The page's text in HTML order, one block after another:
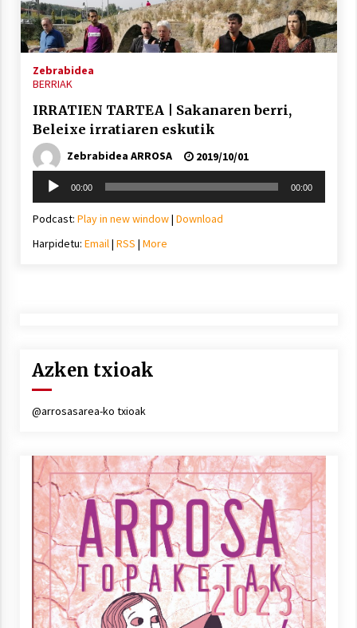
inguruko tailerraren audioa
2021/11/25
Mahai-ingurua: irratia, podcastak
eta ondoren zer?
2021/11/12
Arrosa sareko IX. topaketak!
IX. topaketak
2021/10/04
Segura irratian Arrosaren 20 urteez
2021/07/22
Zebrabidea
BERRIAK
IRRATIEN TARTEA | Sakanaren berri,
Beleixe irratiaren eskutik
Zebrabidea ARROSA
2019/10/01
Soinu
erreproduzigailua
00:00 00:00
Podcast: Play in new window| Download
Harpidetu: Email| RSS | More
Azken txioak
@arrosasarea-ko txioak